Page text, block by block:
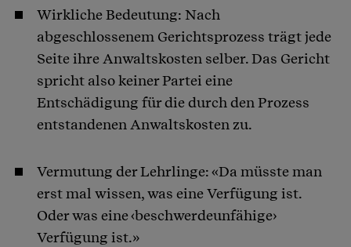
Wirkliche Bedeutung: Nach
abgeschlossenem Gerichtsprozess trägt jede
Seite ihre Anwaltskosten selber. Das Gericht
spricht also keiner Partei eine
Entschädigung für die durch den Prozess
entstandenen Anwaltskosten zu.
Vermutung der Lehrlinge: «Da müsste man
erst mal wissen, was eine Verfügung ist.
Oder was eine ‹beschwerdeunfähige›
Verfügung ist.»